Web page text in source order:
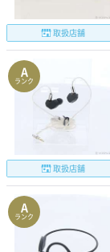
取扱店舗
A
ランク
取扱店舗
A
ランク